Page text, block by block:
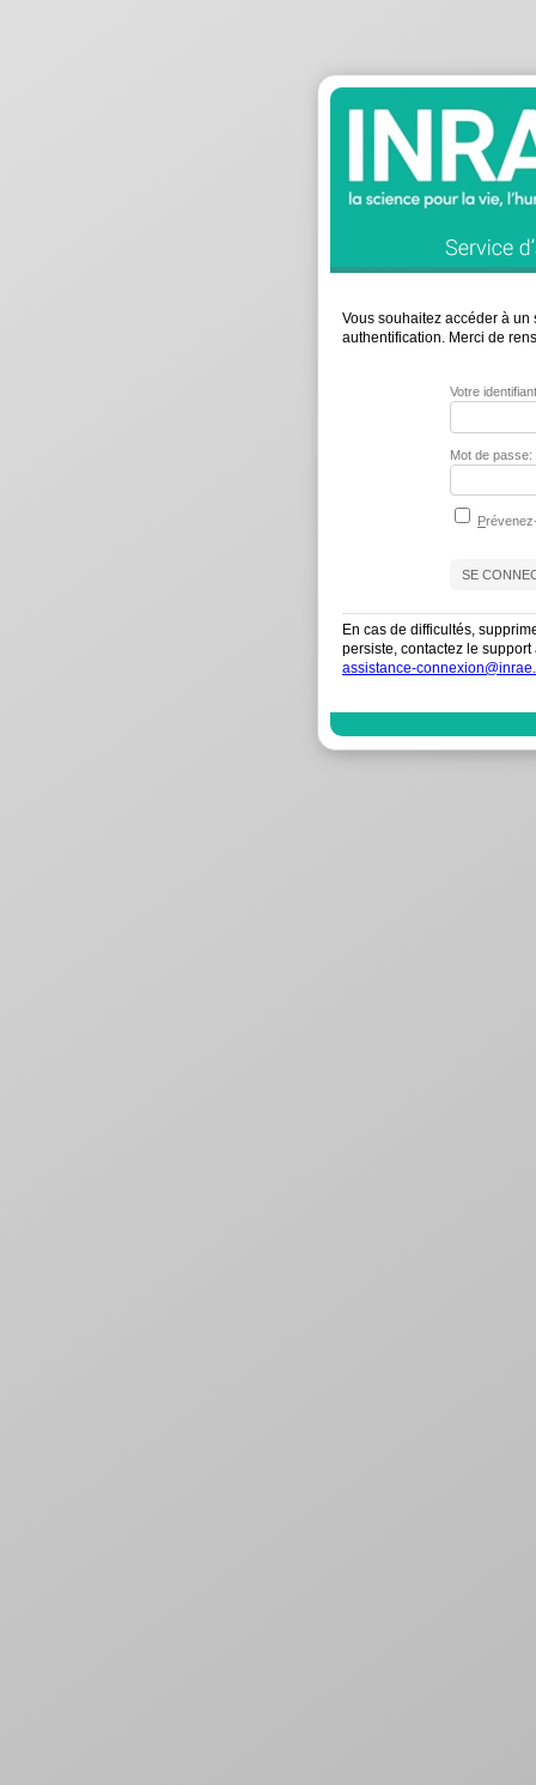
Vous souhaitez accéder à
authentification. Merci de
Votre
Mot de passe:
P
En cas de difficultés,
persiste, contactez le
assistance-